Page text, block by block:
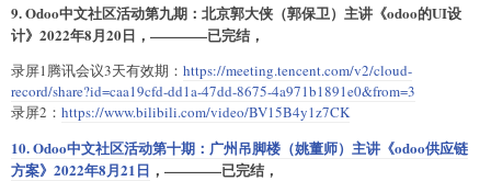
9. Odoo中文社区活动第九期：北京郭大侠（郭保卫）主讲《odoo的UI设
计》2022年8月20日，————已完结，
录屏1腾讯会议3天有效期： https://meeting.tencent.com/v2/cloud-
record/share?id=caa19cfd-dd1a-47dd-8675-4a971b1891e0&from=3
录屏2： https://www.bilibili.com/video/BV15B4y1z7CK
10. Odoo中文社区活动第十期：广州吊脚楼（姚董师）主讲《odoo供应链
方案》2022年8月21日 ，————已完结，